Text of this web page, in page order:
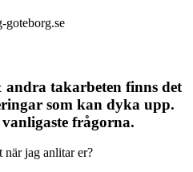
goteborg.se
takarbeten finns det
som kan dyka upp.
frågorna.
när jag anlitar er?